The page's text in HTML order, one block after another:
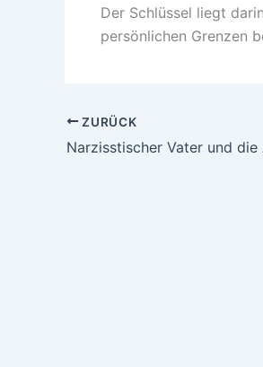
Der Schlüssel liegt
persönlichen Grenzen
ZURÜCK